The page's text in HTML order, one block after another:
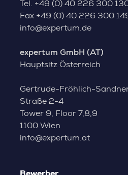
Tel. +49 (0) 40 226 300
Fax +49 (0) 40 226 300
info@expertum.de
expertum GmbH (AT)
Hauptsitz Österreich
Gertrude-Fröhlich-
Straße 2-4
Tower 9, Floor 7,8,9
1100 Wien
info@expertum.at